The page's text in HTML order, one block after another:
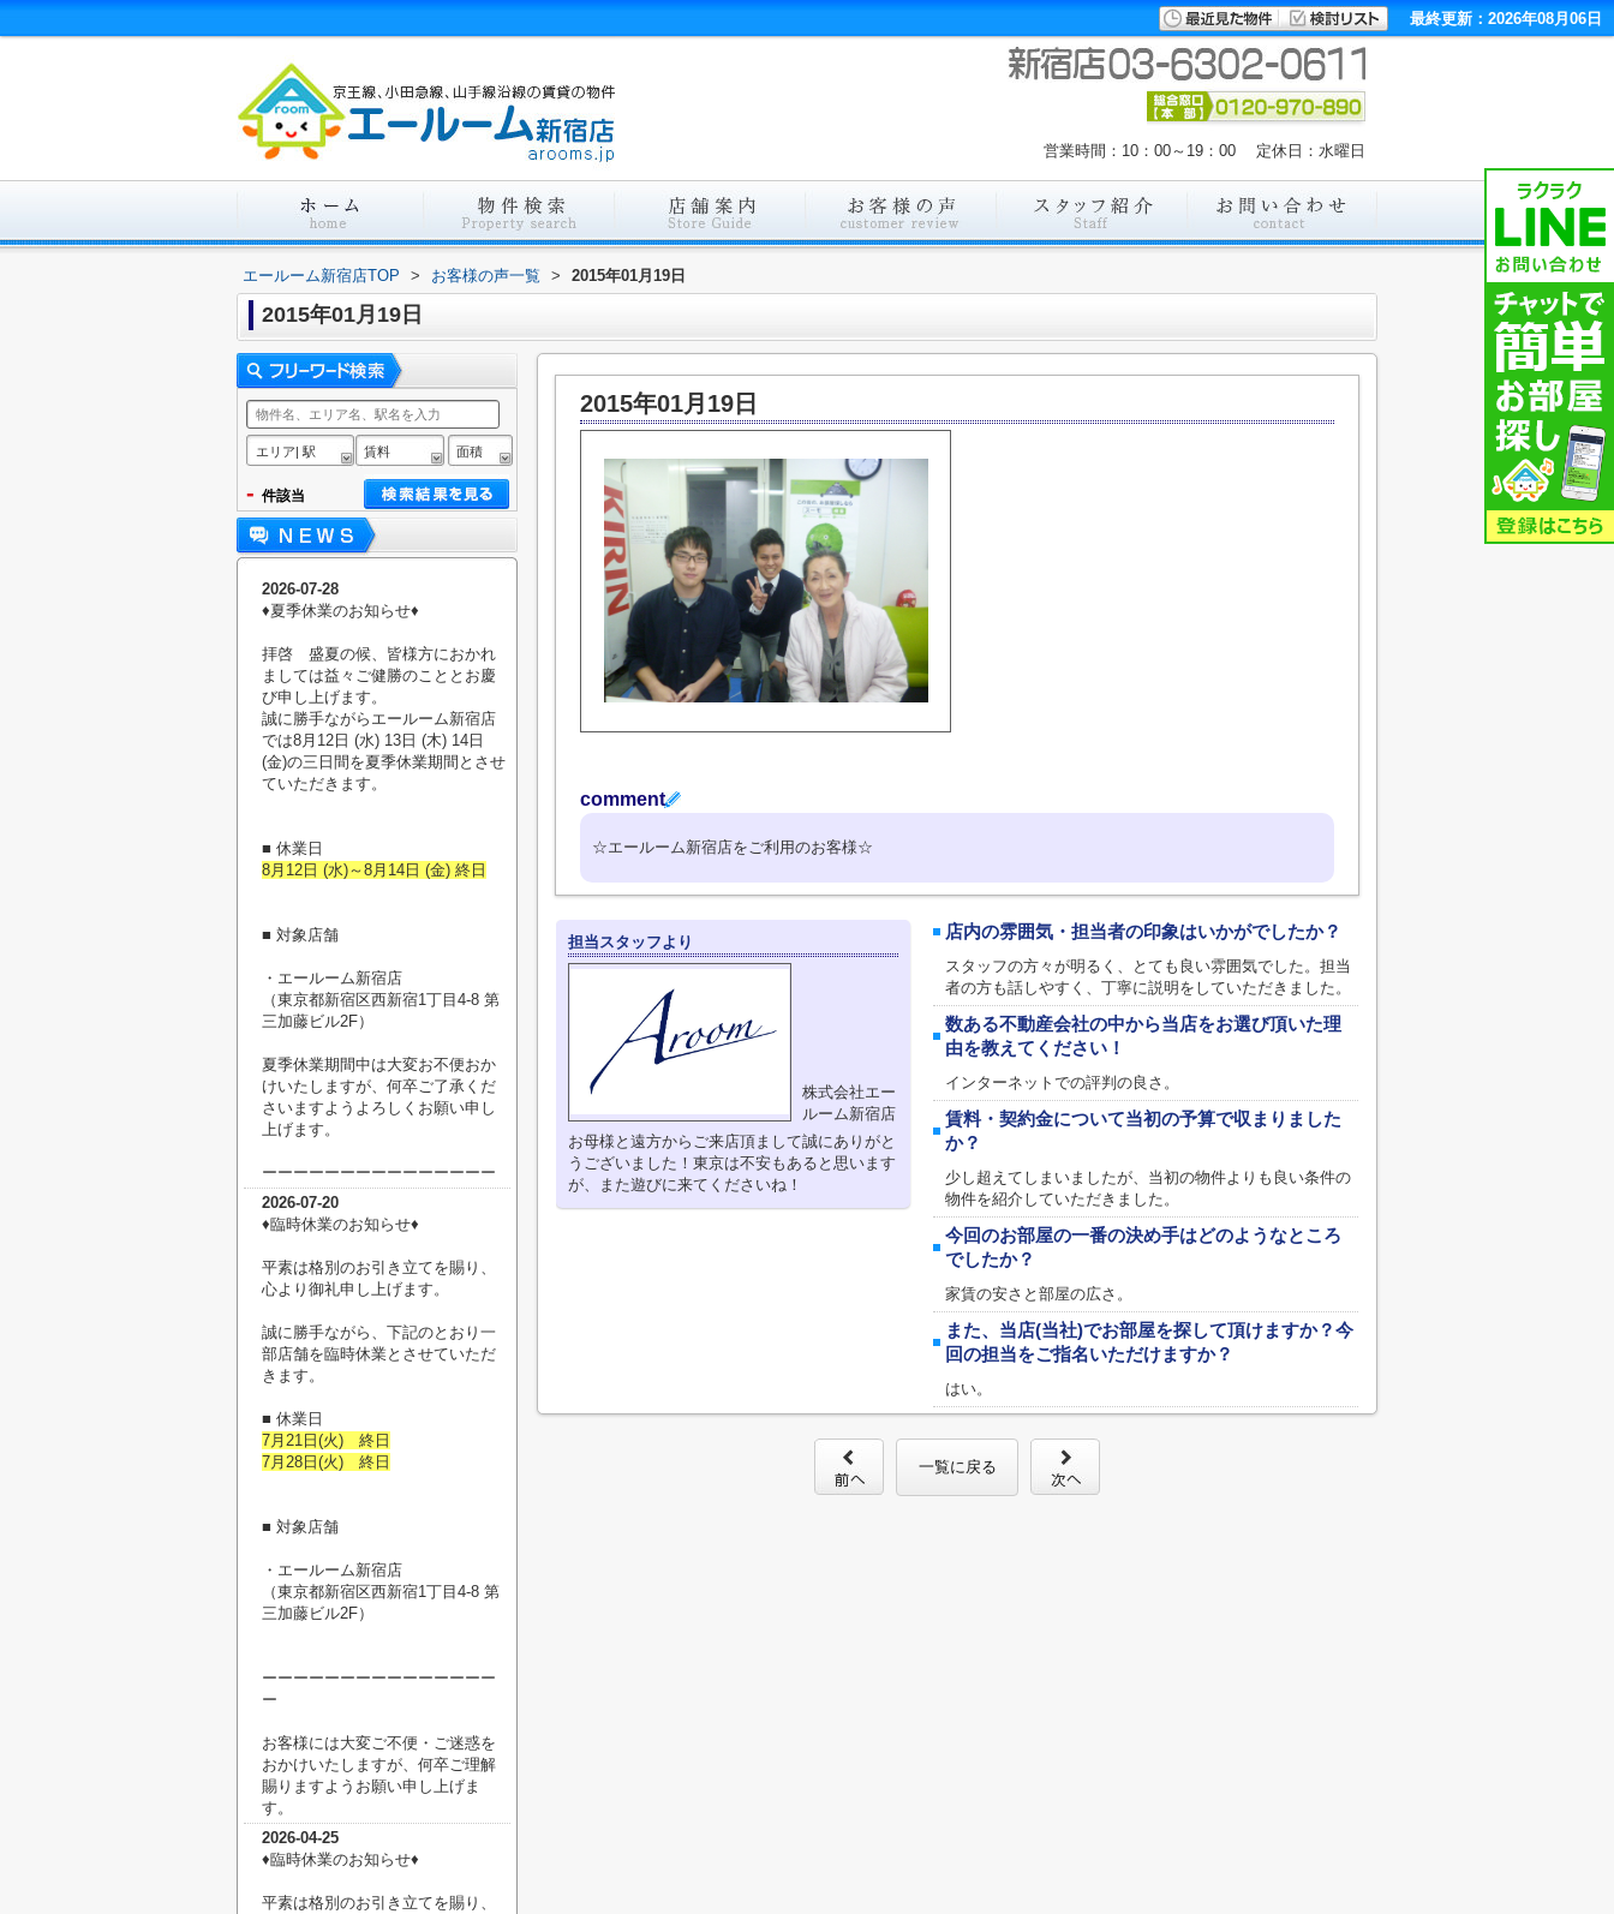
最終更新：2026年08月06日
営業時間：10：00～19：00 定休日：水曜日
エールーム新宿店TOP > お客様の声一覧 > 2015年01月19日
2015年01月19日
2015年01月19日
comment
☆エールーム新宿店をご利用のお客様☆
担当スタッフより
株式会社エー
ルーム新宿店
お母様と遠方からご来店頂まして誠にありがと
うございました！東京は不安もあると思います
が、また遊びに来てくださいね！
店内の雰囲気・担当者の印象はいかがでしたか？
スタッフの方々が明るく、とても良い雰囲気でした。担当
者の方も話しやすく、丁寧に説明をしていただきました。
数ある不動産会社の中から当店をお選び頂いた理
由を教えてください！
インターネットでの評判の良さ。
賃料・契約金について当初の予算で収まりました
か？
少し超えてしまいましたが、当初の物件よりも良い条件の
物件を紹介していただきました。
今回のお部屋の一番の決め手はどのようなところ
でしたか？
家賃の安さと部屋の広さ。
また、当店(当社)でお部屋を探して頂けますか？今
回の担当をご指名いただけますか？
はい。
一覧に戻る
エリア| 駅 賃料 面積
- 件該当
2026-07-28
♦︎夏季休業のお知らせ♦︎
拝啓 盛夏の候、皆様方におかれ
ましては益々ご健勝のこととお慶
び申し上げます。
誠に勝手ながらエールーム新宿店
では8月12日 (水) 13日 (木) 14日
(金)の三日間を夏季休業期間とさせ
ていただきます。
■ 休業日
8月12日 (水)～8月14日 (金) 終日
■ 対象店舗
・エールーム新宿店
（東京都新宿区西新宿1丁目4-8 第
三加藤ビル2F）
夏季休業期間中は大変お不便おか
けいたしますが、何卒ご了承くだ
さいますようよろしくお願い申し
上げます。
ーーーーーーーーーーーーーーー
2026-07-20
♦臨時休業のお知らせ♦
平素は格別のお引き立てを賜り、
心より御礼申し上げます。
誠に勝手ながら、下記のとおり一
部店舗を臨時休業とさせていただ
きます。
■ 休業日
7月21日(火) 終日
7月28日(火) 終日
■ 対象店舗
・エールーム新宿店
（東京都新宿区西新宿1丁目4-8 第
三加藤ビル2F）
ーーーーーーーーーーーーーーー
ー
お客様には大変ご不便・ご迷惑を
おかけいたしますが、何卒ご理解
賜りますようお願い申し上げま
す。
2026-04-25
♦臨時休業のお知らせ♦
平素は格別のお引き立てを賜り、